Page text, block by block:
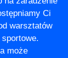
Ci
warsztatów
może